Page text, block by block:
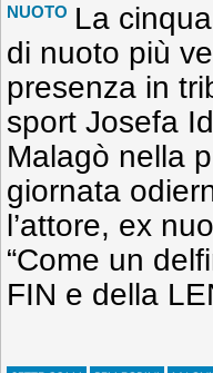
NUOTO La
di nuoto più
presenza in
sport Josefa
Malagò nella
giornata
l’attore, ex
“Come un
FIN e della